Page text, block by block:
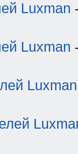
Luxman
Luxman
Luxman